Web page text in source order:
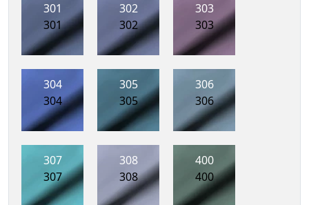
301
301
302
302
303
303
304
304
305
305
306
306
307
307
308
308
400
400